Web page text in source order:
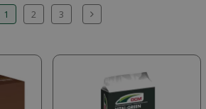
1 2 3